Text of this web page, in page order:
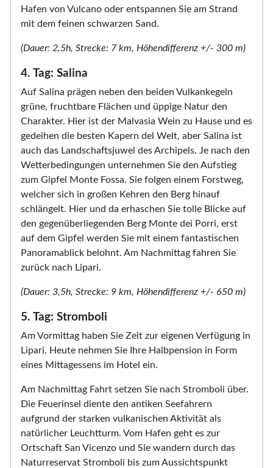
Hafen von Vulcano oder entspannen Sie am Strand
mit dem feinen schwarzen Sand.
(Dauer: 2,5h, Strecke: 7 km, Höhendifferenz +/- 300 m)
4. Tag: Salina
Auf Salina prägen neben den beiden Vulkankegeln
grüne, fruchtbare Flächen und üppige Natur den
Charakter. Hier ist der Malvasia Wein zu Hause und es
gedeihen die besten Kapern del Welt, aber Salina ist
auch das Landschaftsjuwel des Archipels. Je nach den
Wetterbedingungen unternehmen Sie den Aufstieg
zum Gipfel Monte Fossa. Sie folgen einem Forstweg,
welcher sich in großen Kehren den Berg hinauf
schlängelt. Hier und da erhaschen Sie tolle Blicke auf
den gegenüberliegenden Berg Monte dei Porri, erst
auf dem Gipfel werden Sie mit einem fantastischen
Panoramablick belohnt. Am Nachmittag fahren Sie
zurück nach Lipari.
(Dauer: 3,5h, Strecke: 9 km, Höhendifferenz +/- 650 m)
5. Tag: Stromboli
Am Vormittag haben Sie Zeit zur eigenen Verfügung in
Lipari. Heute nehmen Sie Ihre Halbpension in Form
eines Mittagessens im Hotel ein.
Am Nachmittag Fahrt setzen Sie nach Stromboli über.
Die Feuerinsel diente den antiken Seefahrern
aufgrund der starken vulkanischen Aktivität als
natürlicher Leuchtturm. Vom Hafen geht es zur
Ortschaft San Vicenzo und Sie wandern durch das
Naturreservat Stromboli bis zum Aussichtspunkt